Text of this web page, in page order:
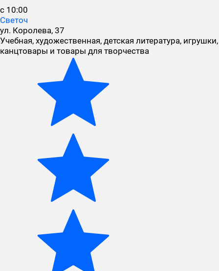
с 10:00
Светоч
ул. Королева, 37
Учебная, художественная, детская литература, игрушки,
канцтовары и товары для творчества